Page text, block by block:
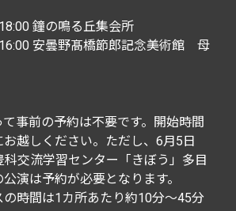
鐘の鳴る丘集会所
安曇野髙橋節郎記念美術館 母
事前の予約は不要です。開始時間
越しください。ただし、6月5日
科交流学習センター「きぼう」多目
演は予約が必要となります。
時間は1カ所あたり約10分〜45分